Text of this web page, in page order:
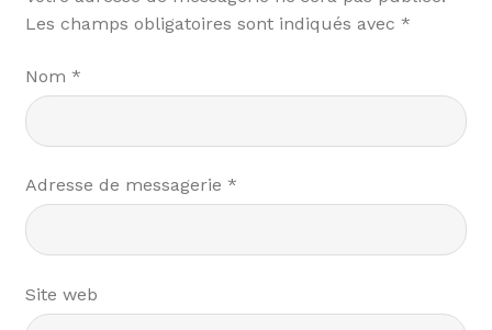
Les champs obligatoires sont indiqués avec *
Nom *
Adresse de messagerie *
Site web